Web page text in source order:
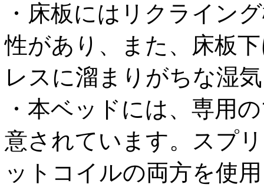
・床板にはリクライン
性があり、また、床板
レスに溜まりがちな湿
・本ベッドには、専用
意されています。スプ
ットコイルの両方を使